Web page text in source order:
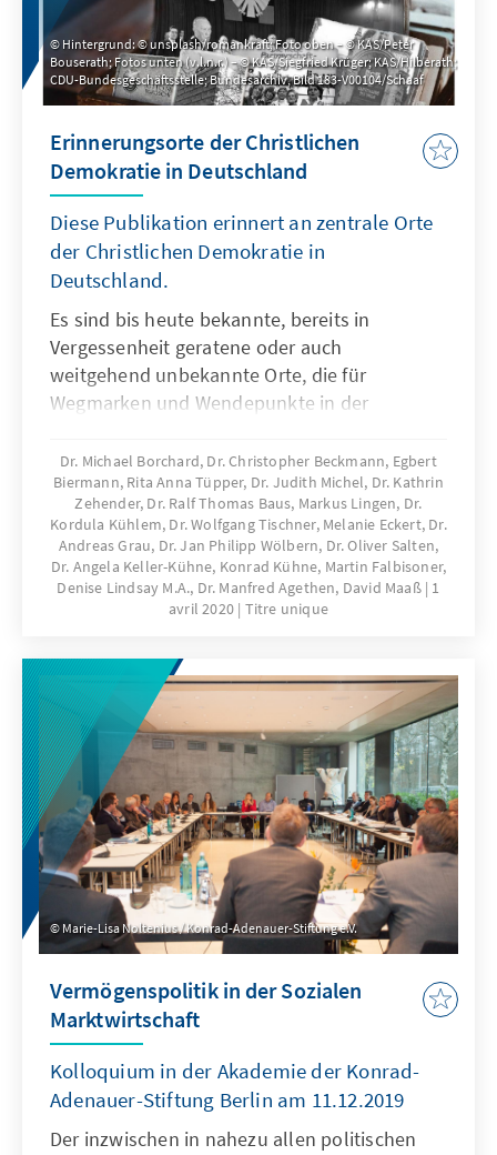
Hintergrund: © unsplash/romankraft; Foto oben – © KAS/Peter
Bouserath; Fotos unten (v.l.n.r.) – © KAS/Siegfried Krüger; KAS/Hilberath;
CDU-Bundesgeschäftsstelle; Bundesarchiv, Bild 183-V00104/Schaaf
Erinnerungsorte der Christlichen
Demokratie in Deutschland
Diese Publikation erinnert an zentrale Orte
der Christlichen Demokratie in
Deutschland.
Es sind bis heute bekannte, bereits in
Vergessenheit geratene oder auch
weitgehend unbekannte Orte, die für
Wegmarken und Wendepunkte in der
dem historischen Ereignis werden die
einzelnen Erinnerungsorte in ihrer Bedeutung
für die Parteigeschichte vorgestellt.
Dr. Michael Borchard, Dr. Christopher Beckmann, Egbert
Biermann, Rita Anna Tüpper, Dr. Judith Michel, Dr. Kathrin
Zehender, Dr. Ralf Thomas Baus, Markus Lingen, Dr.
Kordula Kühlem, Dr. Wolfgang Tischner, Melanie Eckert, Dr.
Andreas Grau, Dr. Jan Philipp Wölbern, Dr. Oliver Salten,
Dr. Angela Keller-Kühne, Konrad Kühne, Martin Falbisoner,
Denise Lindsay M.A., Dr. Manfred Agethen, David Maaß 1
avril 2020 Titre unique
Marie-Lisa Noltenius / Konrad-Adenauer-Stiftung e.V.
Vermögenspolitik in der Sozialen
Marktwirtschaft
Kolloquium in der Akademie der Konrad-
Adenauer-Stiftung Berlin am 11.12.2019
Der inzwischen in nahezu allen politischen